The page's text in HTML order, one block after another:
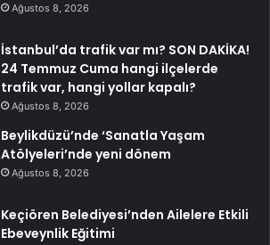
Ağustos 8, 2026
İstanbul’da trafik var mı? SON DAKİKA!
24 Temmuz Cuma hangi ilçelerde
trafik var, hangi yollar kapalı?
Ağustos 8, 2026
Beylikdüzü’nde ‘Sanatla Yaşam
Atölyeleri’nde yeni dönem
Ağustos 8, 2026
Keçiören Belediyesi’nden Ailelere Etkili
Ebeveynlik Eğitimi